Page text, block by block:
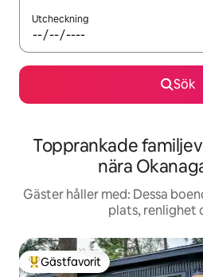
Utcheckning
Sök
Topprankade
nära
Gäster håller med: Dessa
plats, renlighet
Populär gästfavorit
Gästfavorit